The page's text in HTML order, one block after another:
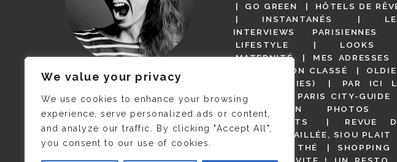
We value your privacy
We use cookies to enhance your browsing
experience, serve personalized ads or content,
and analyze our traffic. By clicking "Accept All",
you consent to our use of cookies.
JE M’APPELLE DELPHINE MAIS
C’EST ©CAMILLE COLLIN QUI A
PRIS CETTE PHOTO !
GO GREEN
HÔTELS DE
INSTANTANÉS
INTERVIEWS PARISIENNES
LIFESTYLE
LOOKS
MATERNITÉ
MES ADRESSES
NON CLASSÉ
(BUT GOODIES)
PAR ICI
MAGOT !
PARIS CITY-GUIDE
PARIS EN PHOTOS
RESTAURANTS
REVUE
PRESSE DÉTAILLÉE, SIOU PLAIT
SALONS DE THÉ
SHOPPING
VIDÉOS
VITE ! UN RESTO